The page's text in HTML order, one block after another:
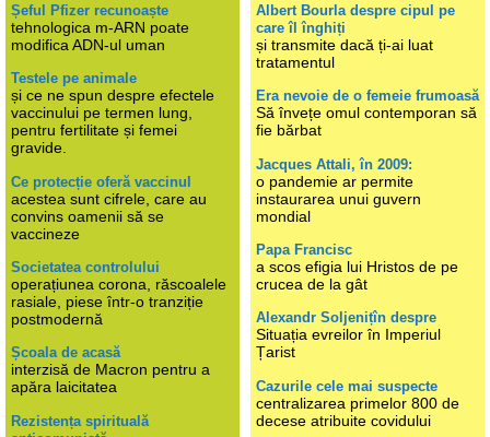
Șeful Pfizer recunoaște
tehnologica m-ARN poate
modifica ADN-ul uman
Testele pe animale
și ce ne spun despre efectele
vaccinului pe termen lung,
pentru fertilitate și femei
gravide.
Ce protecție oferă vaccinul
acestea sunt cifrele, care au
convins oamenii să se
vaccineze
Societatea controlului
operațiunea corona, răscoalele
rasiale, piese într-o tranziție
postmodernă
Școala de acasă
interzisă de Macron pentru a
apăra laicitatea
Rezistența spirituală
Albert Bourla despre cipul pe
care îl înghiți
și transmite dacă ți-ai luat
tratamentul
Era nevoie de o femeie frumoasă
Să învețe omul contemporan să
fie bărbat
Jacques Attali, în 2009:
o pandemie ar permite
instaurarea unui guvern
mondial
Papa Francisc
a scos efigia lui Hristos de pe
crucea de la gât
Alexandr Soljenițîn despre
Situația evreilor în Imperiul
Țarist
Cazurile cele mai suspecte
centralizarea primelor 800 de
decese atribuite covidului